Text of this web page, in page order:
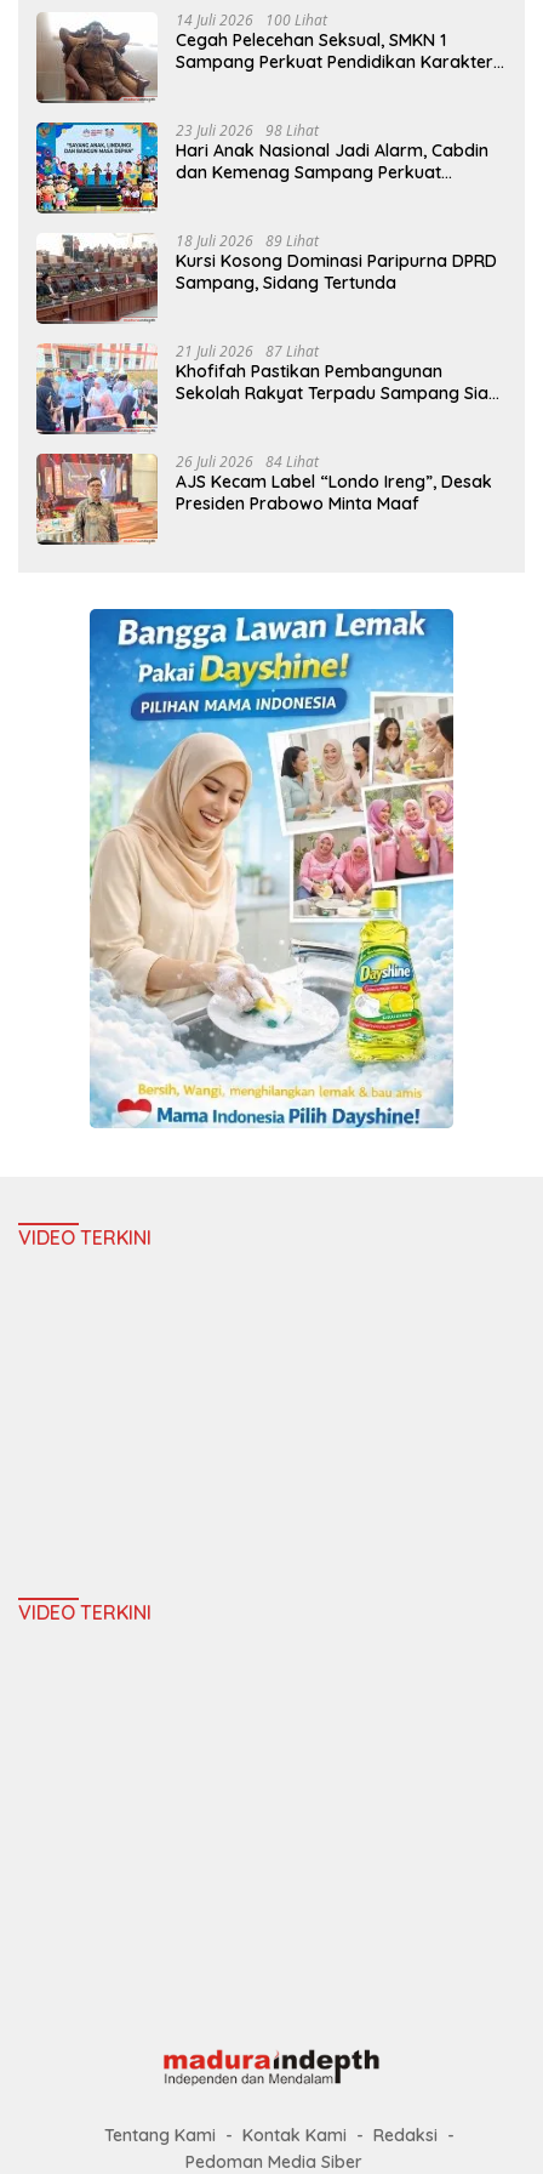
14 Juli 2026 100 Lihat
Cegah Pelecehan Seksual, SMKN 1
Sampang Perkuat Pendidikan Karakter
23 Juli 2026 98 Lihat
Hari Anak Nasional Jadi Alarm, Cabdin
dan Kemenag Sampang Perkuat
18 Juli 2026 89 Lihat
Kursi Kosong Dominasi Paripurna DPRD
Sampang, Sidang Tertunda
21 Juli 2026 87 Lihat
Khofifah Pastikan Pembangunan
Sekolah Rakyat Terpadu Sampang Siap
26 Juli 2026 84 Lihat
AJS Kecam Label “Londo Ireng”, Desak
Presiden Prabowo Minta Maaf
VIDEO TERKINI
VIDEO TERKINI
Tentang Kami Kontak Kami
Redaksi
Pedoman Media Siber